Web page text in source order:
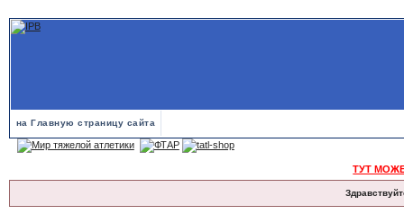
на Главную страницу сайта
ТУТ